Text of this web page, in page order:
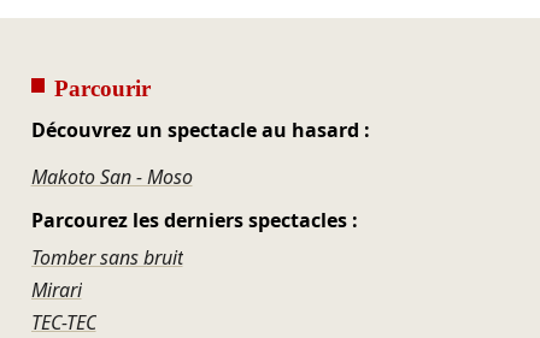
Parcourir
Découvrez un spectacle au hasard :
Makoto San - Moso
Parcourez les derniers spectacles :
Tomber sans bruit
Mirari
TEC-TEC